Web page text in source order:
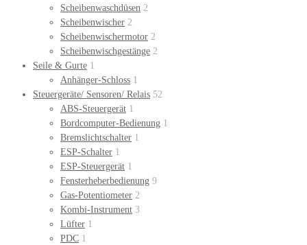
Scheibenwaschdüsen 2
Scheibenwischer 2
Scheibenwischermotor 2
Scheibenwischgestänge 2
Seile & Gurte 1
Anhänger-Schloss 1
Steuergeräte/ Sensoren/ Relais 52
ABS-Steuergerät 1
Bordcomputer-Bedienung 1
Bremslichtschalter 1
ESP-Schalter 1
ESP-Steuergerät 1
Fensterheberbedienung 9
Gas-Potentiometer 2
Kombi-Instrument 3
Lüfter 1
PDC 1